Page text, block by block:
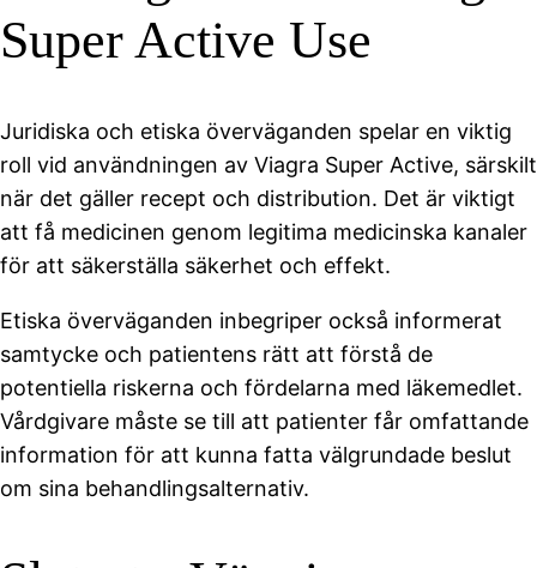
Super Active Use
Juridiska och etiska överväganden spelar en viktig
roll vid användningen av Viagra Super Active, särskilt
när det gäller recept och distribution. Det är viktigt
att få medicinen genom legitima medicinska kanaler
för att säkerställa säkerhet och effekt.
Etiska överväganden inbegriper också informerat
samtycke och patientens rätt att förstå de
potentiella riskerna och fördelarna med läkemedlet.
Vårdgivare måste se till att patienter får omfattande
information för att kunna fatta välgrundade beslut
om sina behandlingsalternativ.